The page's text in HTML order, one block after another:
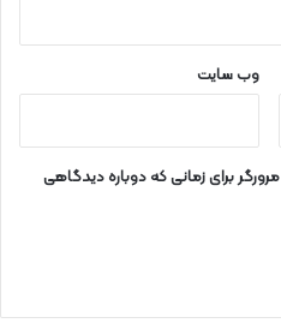
وب‌ سایت
برای زمانی که دوباره دیدگاهی